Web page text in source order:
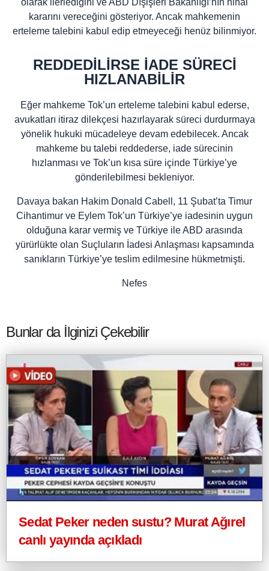
olarak ilerlediğini ve ABD Dışişleri Bakanlığı’nın nihai
kararını vereceğini gösteriyor. Ancak mahkemenin
erteleme talebini kabul edip etmeyeceği henüz bilinmiyor.
REDDEDİLİRSE İADE SÜRECİ
HIZLANABİLİR
Eğer mahkeme Tok’un erteleme talebini kabul ederse,
avukatları itiraz dilekçesi hazırlayarak süreci durdurmaya
yönelik hukuki mücadeleye devam edebilecek. Ancak
mahkeme bu talebi reddederse, iade sürecinin
hızlanması ve Tok’un kısa süre içinde Türkiye’ye
gönderilebilmesi bekleniyor.
Davaya bakan Hakim Donald Cabell, 11 Şubat’ta Timur
Cihantimur ve Eylem Tok’un Türkiye’ye iadesinin uygun
olduğuna karar vermiş ve Türkiye ile ABD arasında
yürürlükte olan Suçluların İadesi Anlaşması kapsamında
sanıkların Türkiye’ye teslim edilmesine hükmetmişti.
Nefes
Bunlar da İlginizi Çekebilir
Sedat Peker neden sustu? Murat Ağırel
canlı yayında açıkladı